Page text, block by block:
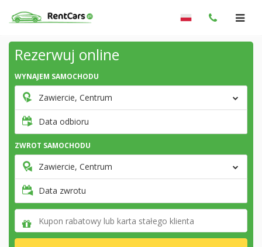
Rezerwuj online
WYNAJEM SAMOCHODU
Zawiercie, Centrum
Data odbioru
ZWROT SAMOCHODU
Zawiercie, Centrum
Data zwrotu